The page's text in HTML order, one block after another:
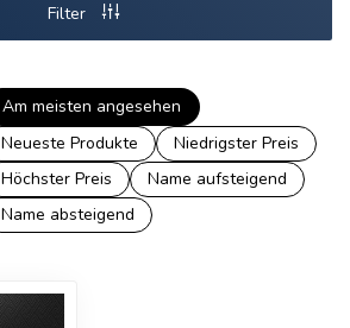
Filter
Am meisten angesehen
Neueste Produkte
Niedrigster Preis
Höchster Preis
Name aufsteigend
Name absteigend